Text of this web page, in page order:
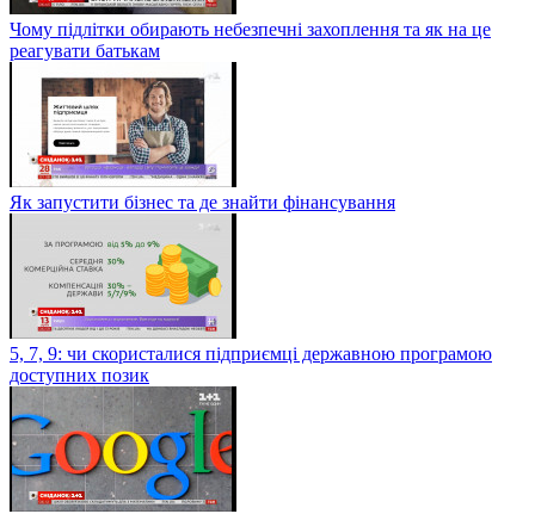
Чому підлітки обирають небезпечні захоплення та як на це
реагувати батькам
Як запустити бізнес та де знайти фінансування
5, 7, 9: чи скористалися підприємці державною програмою
доступних позик